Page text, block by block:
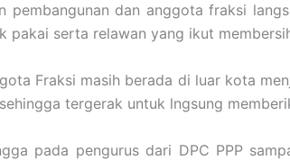
pembangunan dan anggota fraksi
serta relawan yang ikut
Fraksi masih berada di luar kota
tergerak untuk lngsung
pada pengurus dari DPC PPP